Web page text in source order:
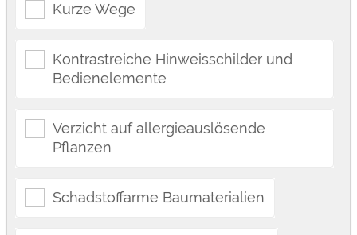
Kurze Wege
Kontrastreiche Hinweisschilder und
Bedienelemente
Verzicht auf allergieauslösende
Pflanzen
Schadstoffarme Baumaterialien